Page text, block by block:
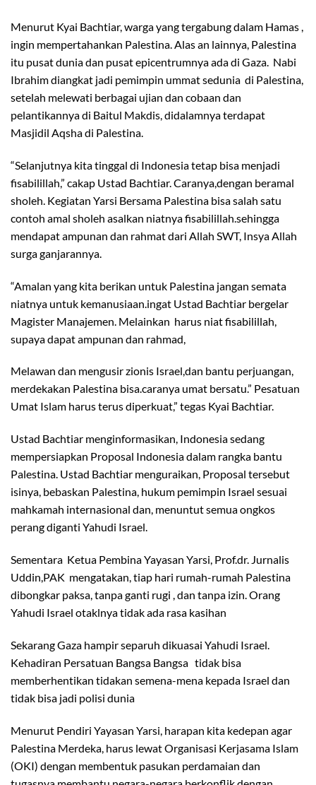
Menurut Kyai Bachtiar, warga yang tergabung dalam Hamas ,
ingin mempertahankan Palestina. Alas an lainnya, Palestina
itu pusat dunia dan pusat epicentrumnya ada di Gaza. Nabi
Ibrahim diangkat jadi pemimpin ummat sedunia di Palestina,
setelah melewati berbagai ujian dan cobaan dan
pelantikannya di Baitul Makdis, didalamnya terdapat
Masjidil Aqsha di Palestina.
“Selanjutnya kita tinggal di Indonesia tetap bisa menjadi
fisabilillah,” cakap Ustad Bachtiar. Caranya,dengan beramal
sholeh. Kegiatan Yarsi Bersama Palestina bisa salah satu
contoh amal sholeh asalkan niatnya fisabilillah.sehingga
mendapat ampunan dan rahmat dari Allah SWT, Insya Allah
surga ganjarannya.
“Amalan yang kita berikan untuk Palestina jangan semata
niatnya untuk kemanusiaan.ingat Ustad Bachtiar bergelar
Magister Manajemen. Melainkan harus niat fisabilillah,
supaya dapat ampunan dan rahmad,
Melawan dan mengusir zionis Israel,dan bantu perjuangan,
merdekakan Palestina bisa.caranya umat bersatu.” Pesatuan
Umat Islam harus terus diperkuat,” tegas Kyai Bachtiar.
Ustad Bachtiar menginformasikan, Indonesia sedang
mempersiapkan Proposal Indonesia dalam rangka bantu
Palestina. Ustad Bachtiar menguraikan, Proposal tersebut
isinya, bebaskan Palestina, hukum pemimpin Israel sesuai
mahkamah internasional dan, menuntut semua ongkos
perang diganti Yahudi Israel.
Sementara Ketua Pembina Yayasan Yarsi, Prof.dr. Jurnalis
Uddin,PAK mengatakan, tiap hari rumah-rumah Palestina
dibongkar paksa, tanpa ganti rugi , dan tanpa izin. Orang
Yahudi Israel otaklnya tidak ada rasa kasihan
Sekarang Gaza hampir separuh dikuasai Yahudi Israel.
Kehadiran Persatuan Bangsa Bangsa tidak bisa
memberhentikan tidakan semena-mena kepada Israel dan
tidak bisa jadi polisi dunia
Menurut Pendiri Yayasan Yarsi, harapan kita kedepan agar
Palestina Merdeka, harus lewat Organisasi Kerjasama Islam
(OKI) dengan membentuk pasukan perdamaian dan